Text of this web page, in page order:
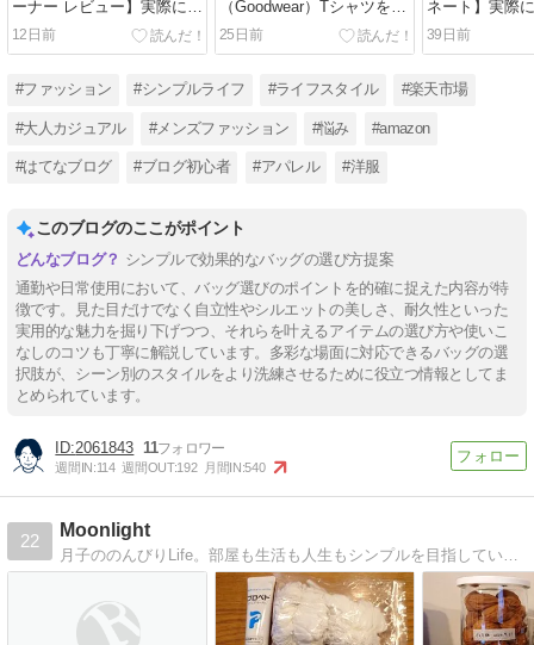
ーナー レビュー】実際に使
った本音評価｜汚れは落ち
る？メリット・デメリット
を徹底解説
12日前
（Goodwear）Tシャツをレ
ビュー｜実際に着て感じた
メリット・デメリットを本
音で紹介
25日前
ネート】実際
かった相性の
39日前
#ファッション #シンプルライフ #ライフスタイル #楽天市場
#大人カジュアル #メンズファッション #悩み #amazon
#はてなブログ #ブログ初心者 #アパレル #洋服
このブログのここがポイント
シンプルで効果的なバッグの選び方提案
通勤や日常使用において、バッグ選びのポイントを的確に捉えた内容が特
徴です。見た目だけでなく自立性やシルエットの美しさ、耐久性といった
実用的な魅力を掘り下げつつ、それらを叶えるアイテムの選び方や使いこ
なしのコツも丁寧に解説しています。多彩な場面に対応できるバッグの選
択肢が、シーン別のスタイルをより洗練させるために役立つ情報としてま
とめられています。
2061843 11
週間IN:114 週間OUT:192 月間IN:540
22
Moonlight
月子ののんびりLife。部屋も生活も人生もシンプルを目指しています。